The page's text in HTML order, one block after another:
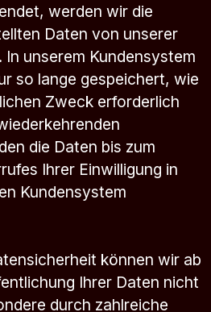
werden wir die
Daten von unserer
unserem Kundensystem
so lange gespeichert, wie
Zweck erforderlich
die Daten bis zum
Ihrer Einwilligung in
Kundensystem
können wir ab
Ihrer Daten nicht
durch zahlreiche